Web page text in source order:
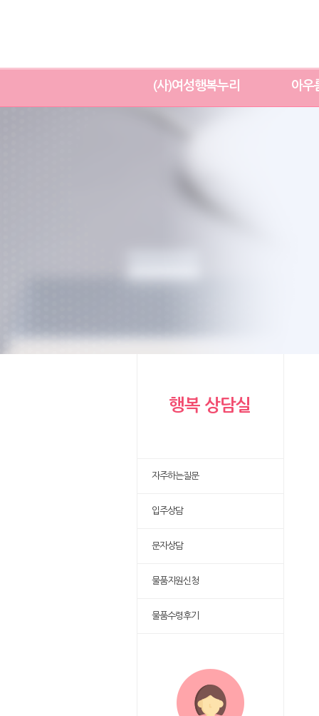
(사)여성행복누리 아우
행복 상담실
자주하는질문
입주상담
문자상담
물품지원신청
물품수령후기